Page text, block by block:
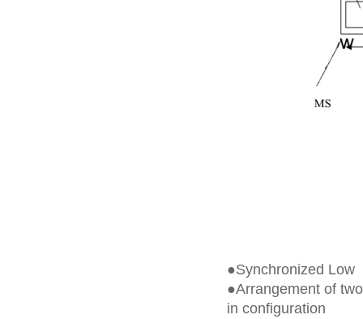
●Synchronized Low
●Arrangement of
in configuration